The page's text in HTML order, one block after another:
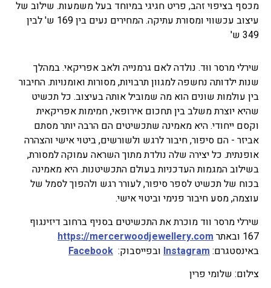
מכסף בציפוי זהב, פריט חגיגי במיוחד בעל משמעות. שילוב של
עיצוב עכשווי ומסורת עתיקה. המחירים נעים בין 169 ש' לבין
349 ש'
שירלי מרסר ווּד. נולדה לאם גרמנייה ולאב אפריקאי. במהלך
שנות ילדותה נחשפה למגוון תרבויות, מסורות ואומנויות. החיבור
בין עולמות שונים הוא מה שמוביל אותה בעיצוב. כל תכשיט
שהיא יוצרת משלב בין תחכום אירופאי, חמימות אפריקאית
וקסם ייחודי. ‎היא מאמינה שתכשיטים הם הרבה יותר מסתם
אביזר - הם סיפור, חיבור לרגש ולשורשים, ביטוי אישי והצהרה
אופנתית. כל יצירה שלה נולדת מתוך השראה עמוקה למסורת,
בשילוב המגמות העדכניות בעולם התכשיטנות. ‎היא מאמינה
בכוח של תכשיט לספר סיפור, לעורר רגש ולהפוך לסמל של
עוצמה, מסע חיבור פנימי וביטוי אישי.
שירלי מרסר ווד מוכרת את התכשיטים בסניף ברחוב דיזינגוף
167 ובאתר
https://mercerwoodjewellery.com
באינסטגרם:Instagram ובפייסבוק: Facebook
צילום: שלומי פרין